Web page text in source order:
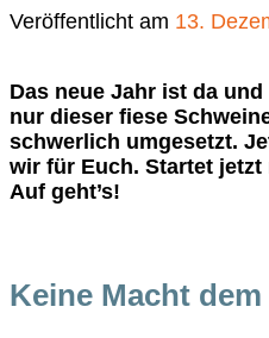
Veröffentlicht am 13.
Das neue Jahr ist da
nur dieser fiese
schwerlich umgesetzt.
wir für Euch. Startet
Auf geht’s!
Keine Macht